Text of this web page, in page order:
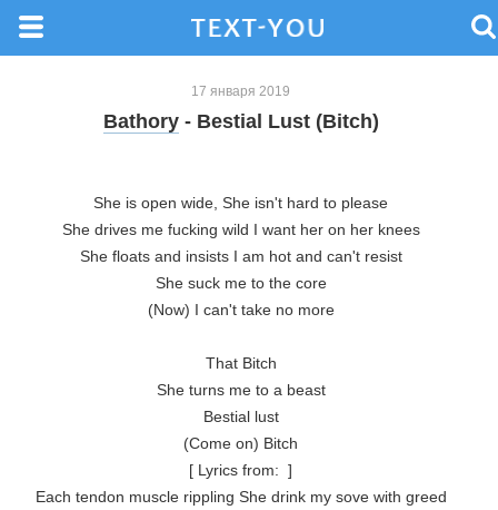
17 января 2019
Bathory- Bestial Lust (Bitch)
She is open wide, She isn't hard to please
She drives me fucking wild I want her on her knees
She floats and insists I am hot and can't resist
She suck me to the core
(Now) I can't take no more
That Bitch
She turns me to a beast
Bestial lust
(Come on) Bitch
[ Lyrics from:  ]
Each tendon muscle rippling She drink my sove with greed